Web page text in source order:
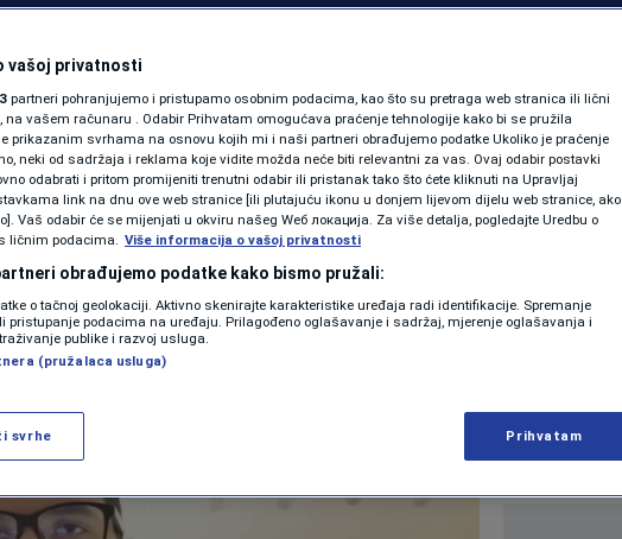
SHOWBIZ
PODCAST
N1 SPECIJAL
FENOMENI
NEISTRAŽENO
VIRALNO
na “ledene
zahlađenje i
pahulje
| VIJESTI | 0 komentara
Više
vašoj privatnosti
partneri pohranjujemo i pristupamo osobnim podacima, kao što su pretraga web stranica ili lični
na vašem računaru . Odabir Prihvatam omogućava praćenje tehnologije kako bi se pružila
prikazanim svrhama na osnovu kojih mi i naši partneri obrađujemo podatke Ukoliko je praćenje
neki od sadržaja i reklama koje vidite možda neće biti relevantni za vas. Ovaj odabir postavki
odabrati i pritom promijeniti trenutni odabir ili pristanak tako što ćete kliknuti na Upravljaj
link na dnu ove web stranice [ili plutajuću ikonu u donjem lijevom dijelu web stranice, ako
Vaš odabir će se mijenjati u okviru našeg Wеб локација. Za više detalja, pogledajte Uredbu o
ličnim podacima. Više informacija o vašoj privatnosti
obrađujemo podatke kako bismo pružali:
o tačnoj geolokaciji. Aktivno skenirajte karakteristike uređaja radi identifikacije. Spremanje
pristupanje podacima na uređaju. Prilagođeno oglašavanje i sadržaj, mjerenje oglašavanja i
publike i razvoj usluga.
(pružalaca usluga)
svrhe Prihvatam